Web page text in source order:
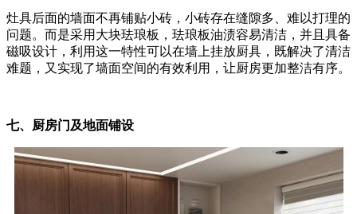
灶具后面的墙面不再铺贴小砖，小砖存在缝隙多、难以打理的
问题。而是采用大块珐琅板，珐琅板油渍容易清洁，并且具备
磁吸设计，利用这一特性可以在墙上挂放厨具，既解决了清洁
难题，又实现了墙面空间的有效利用，让厨房更加整洁有序。
七、厨房门及地面铺设